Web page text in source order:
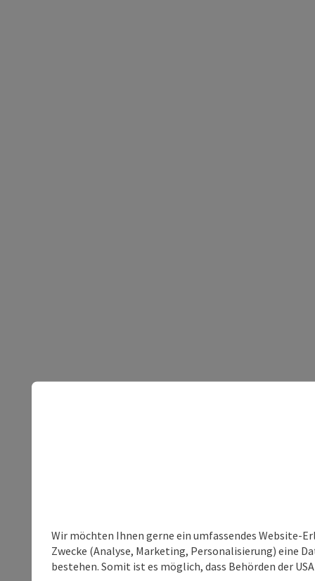
Wir möchten Ihnen gerne ein umfassendes Website-
Zwecke (Analyse, Marketing, Personalisierung) eine
bestehen. Somit ist es möglich, dass Behörden der